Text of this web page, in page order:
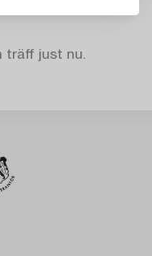
träff just nu.